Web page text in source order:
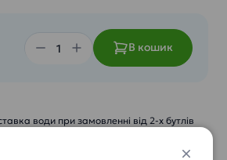
В кошик
води при замовленні від 2-х бутлів